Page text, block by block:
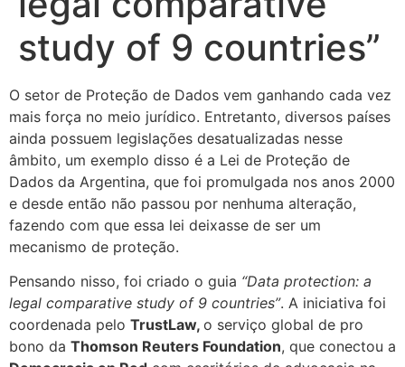
study of 9 countries”
O setor de Proteção de Dados vem ganhando cada vez
mais força no meio jurídico. Entretanto, diversos países
ainda possuem legislações desatualizadas nesse
âmbito, um exemplo disso é a Lei de Proteção de
Dados da Argentina, que foi promulgada nos anos 2000
e desde então não passou por nenhuma alteração,
fazendo com que essa lei deixasse de ser um
mecanismo de proteção.
Pensando nisso, foi criado o guia “Data protection: a
legal comparative study of 9 countries”. A iniciativa foi
coordenada pelo TrustLaw, o serviço global de pro
bono da Thomson Reuters Foundation, que conectou a